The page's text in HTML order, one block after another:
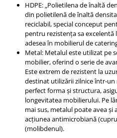
HDPE: „Polietilena de înaltă
din polietilenă de înaltă
reciclabil, special conceput
pentru rezistența sa excelentă
adesea în mobilierul de
Metal: Metalul este utilizat pe
mobilier, oferind o serie de
Este extrem de rezistent la
destinat utilizării zilnice într-
perfect forma și structura,
longevitatea mobilierului. Pe
mai sus, metalul poate avea și
acțiunea antimicrobiană
(molibdenul).